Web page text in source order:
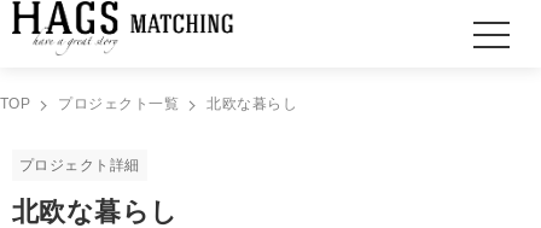
TOP プロジェクト一覧 北欧な暮らし
プロジェクト詳細
北欧な暮らし